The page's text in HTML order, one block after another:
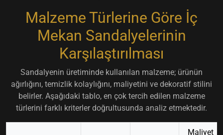
Malzeme Türlerine Göre İç
Mekan Sandalyelerinin
Karşılaştırılması
Sandalyenin üretiminde kullanılan malzeme; ürünün
ağırlığını, temizlik kolaylığını, maliyetini ve dekoratif stilini
belirler. Aşağıdaki tablo, en çok tercih edilen malzeme
türlerini farklı kriterler doğrultusunda analiz etmektedir.
Maliyet